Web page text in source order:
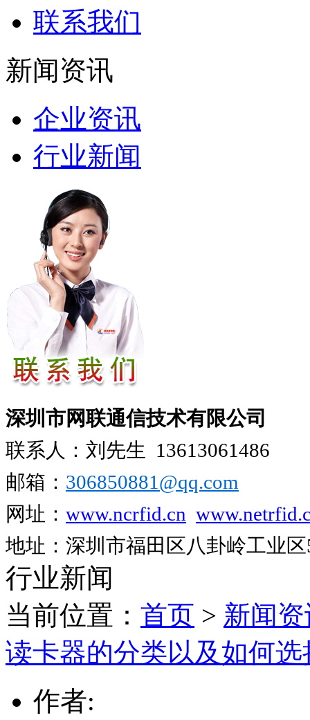
联系我们
新闻资讯
企业资讯
行业新闻
深圳市网联通信技术有限公司
联系人：刘先生 13613061486
邮箱： 306850881​@qq.com
网址： www.ncrfid.cn
地址：深圳市福田区八卦岭工业
行业新闻
当前位置： 首页 > 新闻
读卡器的分类以及如何选
作者: